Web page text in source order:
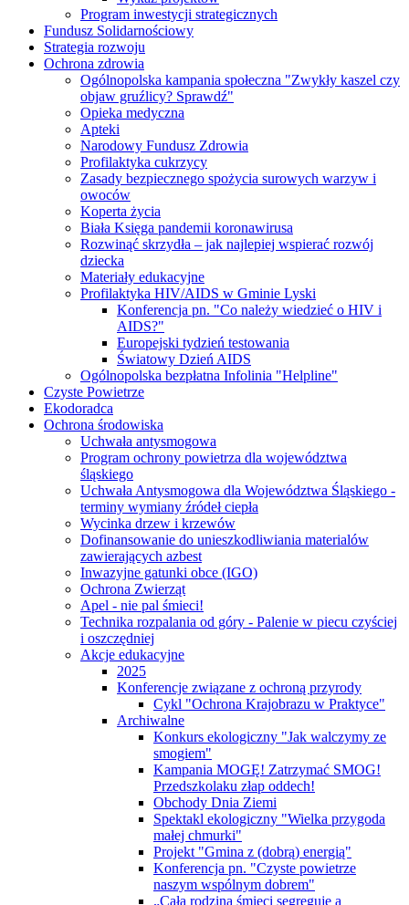
Program inwestycji strategicznych
Fundusz Solidarnościowy
Strategia rozwoju
Ochrona zdrowia
Ogólnopolska kampania społeczna "Zwykły kaszel czy
objaw gruźlicy? Sprawdź"
Opieka medyczna
Apteki
Narodowy Fundusz Zdrowia
Profilaktyka cukrzycy
Zasady bezpiecznego spożycia surowych warzyw i
owoców
Koperta życia
Biała Księga pandemii koronawirusa
Rozwinąć skrzydła – jak najlepiej wspierać rozwój
dziecka
Materiały edukacyjne
Profilaktyka HIV/AIDS w Gminie Lyski
Konferencja pn. "Co należy wiedzieć o HIV i
AIDS?"
Europejski tydzień testowania
Światowy Dzień AIDS
Ogólnopolska bezpłatna Infolinia "Helpline"
Czyste Powietrze
Ekodoradca
Ochrona środowiska
Uchwała antysmogowa
Program ochrony powietrza dla województwa
śląskiego
Uchwała Antysmogowa dla Województwa Śląskiego -
terminy wymiany źródeł ciepła
Wycinka drzew i krzewów
Dofinansowanie do unieszkodliwiania materialów
zawierających azbest
Inwazyjne gatunki obce (IGO)
Ochrona Zwierząt
Apel - nie pal śmieci!
Technika rozpalania od góry - Palenie w piecu czyściej
i oszczędniej
Akcje edukacyjne
2025
Konferencje związane z ochroną przyrody
Cykl "Ochrona Krajobrazu w Praktyce"
Archiwalne
Konkurs ekologiczny "Jak walczymy ze
smogiem"
Kampania MOGĘ! Zatrzymać SMOG!
Przedszkolaku złap oddech!
Obchody Dnia Ziemi
Spektakl ekologiczny "Wielka przygoda
małej chmurki"
Projekt "Gmina z (dobrą) energią"
Konferencja pn. "Czyste powietrze
naszym wspólnym dobrem"
„Cała rodzina śmieci segreguje a